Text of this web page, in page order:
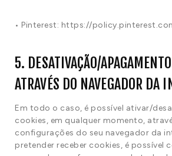
• Pinterest: https://
5. DESATIVAÇÃO/
ATRAVÉS DO NAVEGADOR DA
Em todo o caso, é possível ativar/
cookies, em qualquer momento,
configurações do seu navegador da
pretender receber cookies, é possível